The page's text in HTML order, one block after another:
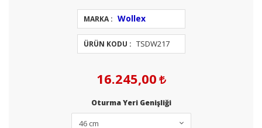
MARKA : Wollex
ÜRÜN KODU : TSDW217
16.245,00
Oturma Yeri Genişliği